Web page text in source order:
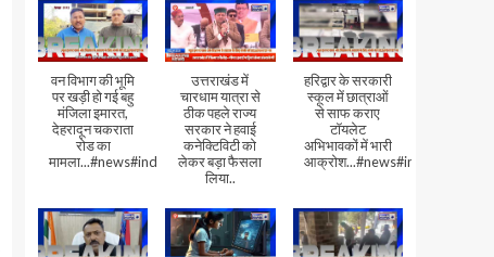
वन विभाग की भूमि
पर खड़ी हो गई बहु
मंजिला इमारत,
देहरादून चकराता
रोड का
मामला...#news#india#video
उत्तराखंड में
चारधाम यात्रा से
ठीक पहले राज्य
सरकार ने हवाई
कनेक्टिविटी को
लेकर बड़ा फैसला
लिया..
हरिद्वार के सरकारी
स्कूल में छात्राओं
से साफ कराए
टॉयलेट
अभिभावकों में भारी
आक्रोश...#news#india